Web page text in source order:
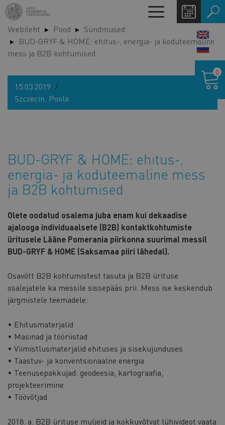
Liigu
edasi
põhisisu
juurde
Toggle
navigation
Veebileht Pood
Sündmused
BUD-GRYF & HOME: ehitus-, energia- ja koduteemaline
mess ja B2B kohtumised
15.03.2019
Szczecin, Poola
BUD-GRYF & HOME: ehitus-,
energia- ja koduteemaline mess
ja B2B kohtumised
Olete oodatud osalema juba enam kui dekaadise
ajalooga individuaalsete (B2B) kontaktkohtumiste
üritusele Lääne Pomerania piirkonna suurimal messil
BUD-GRYF & HOME (Saksamaa piiri lähedal).
Osavõtt B2B kohtumistest tasuta ja B2B ürituse
osalejatele ka messile sissepääs prii. Mess ise keskendub
järgmistele teemadele:
• Ehitusmaterjalid
• Masinad ja tööriistad
• Viimistlusmaterjalid ehituses ja sisekujunduses
• Taastuv- ja konventsionaalne energia
• Teenusepakkujad: geodeesia, kartograafia,
projekteerimine
• Töövõtjad
2018. a. B2B ürituse muljeid ja kokkuvõtvat lühivideot vaata
0